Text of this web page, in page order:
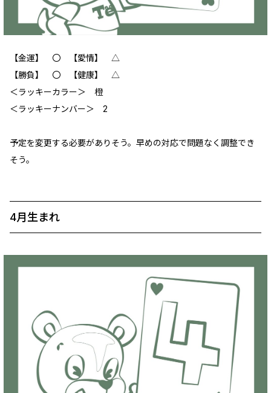
【金運】 〇 【愛情】 △
【勝負】 〇 【健康】 △
＜ラッキーカラー＞ 橙
＜ラッキーナンバー＞ 2
予定を変更する必要がありそう。早めの対応で問題なく調整でき
そう。
4月生まれ